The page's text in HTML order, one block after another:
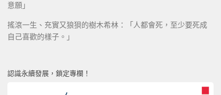
意願」
搖滾一生、充實又狼狽的樹木希林：「人都會死，至少要死成
自己喜歡的樣子。」
認識永續發展，鎖定專欄！